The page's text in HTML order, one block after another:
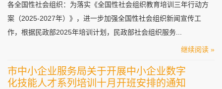
各全国性社会组织：为落实《全国性社会组织教育培训三年行动方
案（2025-2027年）》，进一步加强全国性社会组织新闻宣传工
作，根据民政部2025年培训计划，民政部社会组织服务...
继续阅读 »
市中小企业服务局关于开展中小企业数字
化技能人才系列培训十月开班安排的通知